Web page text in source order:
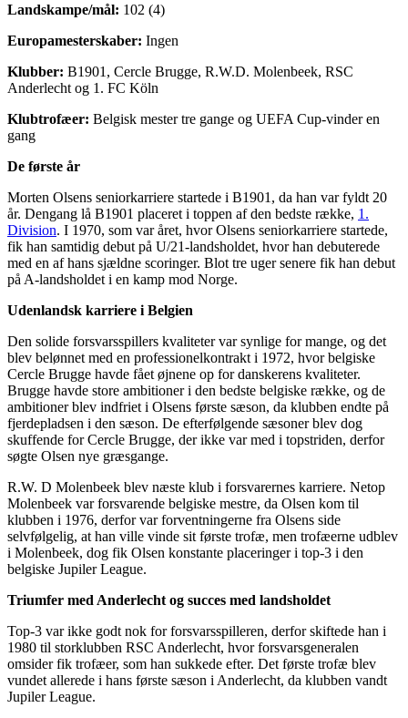
Landskampe/mål: 102 (4)
Europamesterskaber: Ingen
Klubber: B1901, Cercle Brugge, R.W.D. Molenbeek, RSC
Anderlecht og 1. FC Köln
Klubtrofæer: Belgisk mester tre gange og UEFA Cup-vinder en
gang
De første år
Morten Olsens seniorkarriere startede i B1901, da han var fyldt 20
år. Dengang lå B1901 placeret i toppen af den bedste række, 1.
Division. I 1970, som var året, hvor Olsens seniorkarriere startede,
fik han samtidig debut på U/21-landsholdet, hvor han debuterede
med en af hans sjældne scoringer. Blot tre uger senere fik han debut
på A-landsholdet i en kamp mod Norge.
Udenlandsk karriere i Belgien
Den solide forsvarsspillers kvaliteter var synlige for mange, og det
blev belønnet med en professionelkontrakt i 1972, hvor belgiske
Cercle Brugge havde fået øjnene op for danskerens kvaliteter.
Brugge havde store ambitioner i den bedste belgiske række, og de
ambitioner blev indfriet i Olsens første sæson, da klubben endte på
fjerdepladsen i den sæson. De efterfølgende sæsoner blev dog
skuffende for Cercle Brugge, der ikke var med i topstriden, derfor
søgte Olsen nye græsgange.
R.W. D Molenbeek blev næste klub i forsvarernes karriere. Netop
Molenbeek var forsvarende belgiske mestre, da Olsen kom til
klubben i 1976, derfor var forventningerne fra Olsens side
selvfølgelig, at han ville vinde sit første trofæ, men trofæerne udblev
i Molenbeek, dog fik Olsen konstante placeringer i top-3 i den
belgiske Jupiler League.
Triumfer med Anderlecht og succes med landsholdet
Top-3 var ikke godt nok for forsvarsspilleren, derfor skiftede han i
1980 til storklubben RSC Anderlecht, hvor forsvarsgeneralen
omsider fik trofæer, som han sukkede efter. Det første trofæ blev
vundet allerede i hans første sæson i Anderlecht, da klubben vandt
Jupiler League.